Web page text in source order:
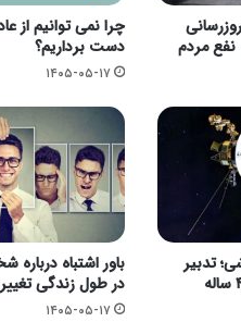
نفع مردم
چرا نمی توانیم از
دست برداریم؟
۱۴۰۵-۰۵-۱۷
خاموشی؛ تدبیر
باور اشتباه
در طول زندگی
۱۴۰۵-۰۵-۱۷